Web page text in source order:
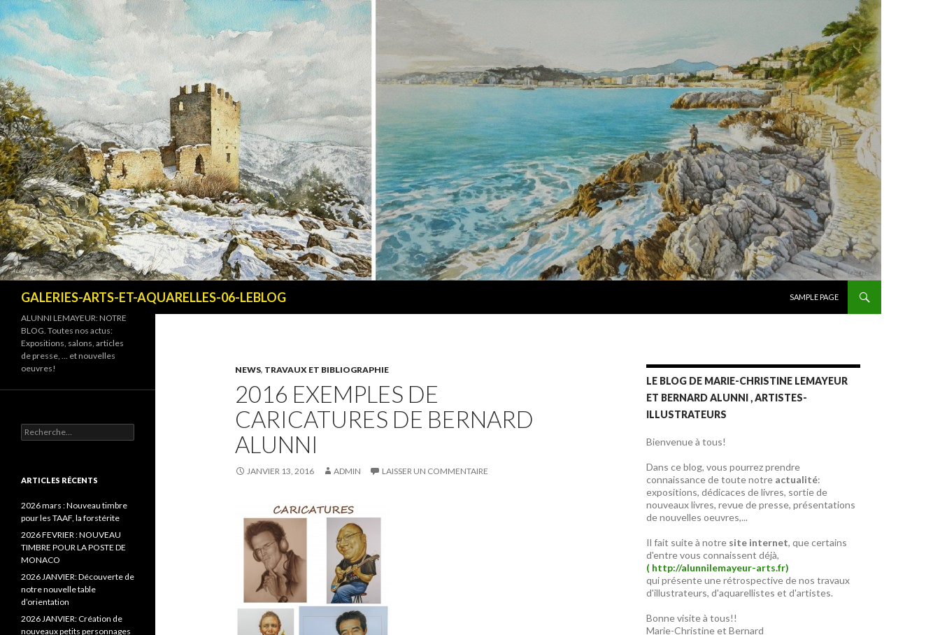
GALERIES-ARTS-ET-AQUARELLES-06-LEBLOG
SAMPLE PAGE
NEWS, TRAVAUX ET BIBLIOGRAPHIE
2016 EXEMPLES DE
CARICATURES DE BERNARD
ALUNNI
JANVIER 13, 2016 ADMIN LAISSER UN COMMENTAIRE
LE BLOG DE MARIE-CHRISTINE LEMAYEUR
ET BERNARD ALUNNI , ARTISTES-
ILLUSTRATEURS
Bienvenue à tous!
Dans ce blog, vous pourrez prendre
connaissance de toute notre actualité:
expositions, dédicaces de livres, sortie de
nouveaux livres, revue de presse, présentations
de nouvelles oeuvres,...
Il fait suite à notre site internet, que certains
d'entre vous connaissent déjà,
( http://alunnilemayeur-arts.fr)
qui présente une rétrospective de nos travaux
d'illustrateurs, d'aquarellistes et d'artistes.
Bonne visite à tous!!
Marie-Christine et Bernard
ALUNNI LEMAYEUR: NOTRE
BLOG. Toutes nos actus:
Expositions, salons, articles
de presse, … et nouvelles
oeuvres!
Recherche pour :
ARTICLES RÉCENTS
2026 mars : Nouveau timbre
pour les TAAF, la forstérite
2026 FEVRIER : NOUVEAU
TIMBRE POUR LA POSTE DE
MONACO
2026 JANVIER: Découverte de
notre nouvelle table
d’orientation
2026 JANVIER: Création de
nouveaux petits personnages